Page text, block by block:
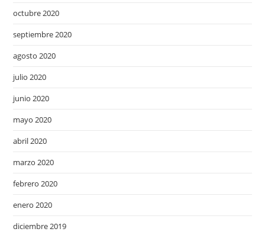
octubre 2020
septiembre 2020
agosto 2020
julio 2020
junio 2020
mayo 2020
abril 2020
marzo 2020
febrero 2020
enero 2020
diciembre 2019